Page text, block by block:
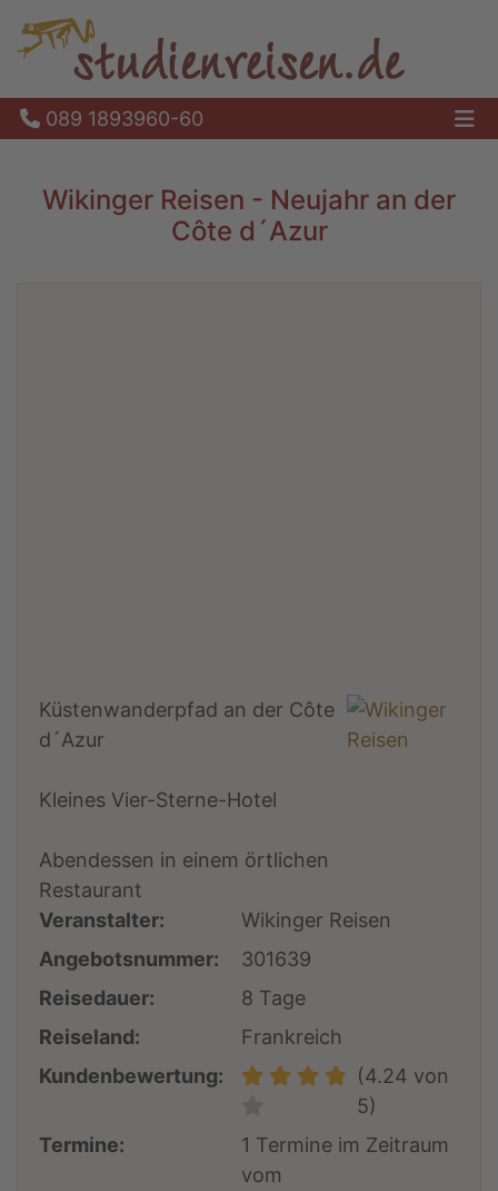
089 1893960-60
Wikinger Reisen - Neujahr an der
Côte d´Azur
Küstenwanderpfad an der Côte
d´Azur
Kleines Vier-Sterne-Hotel
Abendessen in einem örtlichen
Restaurant
Veranstalter:
Wikinger Reisen
Angebotsnummer:
301639
Reisedauer:
8 Tage
Reiseland:
Frankreich
Kundenbewertung:
(4.24 von
5)
Termine:
1 Termine im Zeitraum
vom